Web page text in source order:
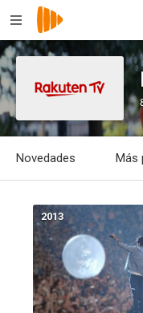
Novedades Más
2013